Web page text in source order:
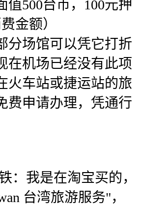
值500台币，100元押
金额）
分场馆可以凭它打折
在机场已经没有此项
火车站或捷运站的旅
费申请办理，凭通行
：我是在淘宝买的，
台湾旅游服务"，